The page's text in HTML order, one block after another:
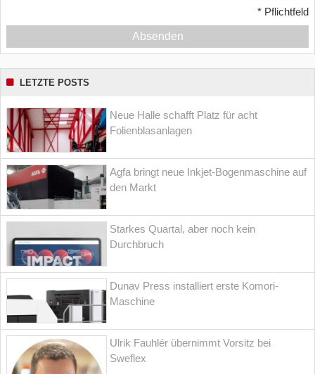
* Pflichtfeld
Absenden
LETZTE POSTS
Neue Halle schafft Platz für acht
Folienblasanlagen
Agfa bringt neue Inkjet-Bogenmaschine auf
den Markt
Starkes Quartal, aber noch kein
Durchbruch
Dunav Press installiert erste Komori-
Maschine
Ulrik Fauhlér übernimmt Vorsitz bei
Sweflex